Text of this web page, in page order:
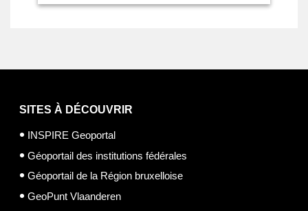
SITES À DÉCOUVRIR
INSPIRE Geoportal
Géoportail des institutions fédérales
Géoportail de la Région bruxelloise
GeoPunt Vlaanderen